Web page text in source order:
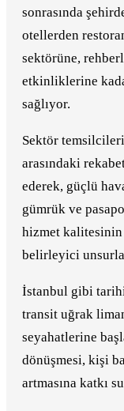
sonrasında
otellerden
sektörüne,
etkinliklerine
sağlıyor.
Sektör
arasındaki
ederek, güçlü
gümrük ve
hizmet
belirleyici
İstanbul gibi
transit uğrak
seyahatlerine
dönüşmesi, kişi
artmasına katkı